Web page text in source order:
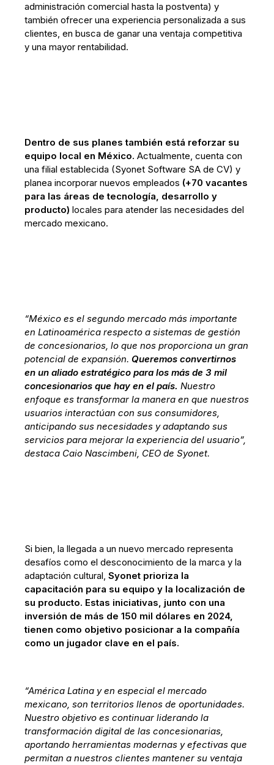
administración comercial hasta la postventa) y
también ofrecer una experiencia personalizada a sus
clientes, en busca de ganar una ventaja competitiva
y una mayor rentabilidad.
Dentro de sus planes también está reforzar su
equipo local en México.Actualmente, cuenta con
una filial establecida (Syonet Software SA de CV) y
planea incorporar nuevos empleados (+70 vacantes
para las áreas de tecnología, desarrollo y
producto) locales para atender las necesidades del
mercado mexicano.
“México es el segundo mercado más importante
en Latinoamérica respecto a sistemas de gestión
de concesionarios, lo que nos proporciona un gran
potencial de expansión.Queremos convertirnos
en un aliado estratégico para los más de 3 mil
concesionarios que hay en el país.Nuestro
enfoque es transformar la manera en que nuestros
usuarios interactúan con sus consumidores,
anticipando sus necesidades y adaptando sus
servicios para mejorar la experiencia del usuario”,
destaca Caio Nascimbeni, CEO de Syonet.
Si bien, la llegada a un nuevo mercado representa
desafíos como el desconocimiento de la marca y la
adaptación cultural,Syonet prioriza la
capacitación para su equipo y la localización de
su producto. Estas iniciativas, junto con una
inversión de más de 150 mil dólares en 2024,
tienen como objetivo posicionar a la compañía
como un jugador clave en el país.
“América Latina y en especial el mercado
mexicano, son territorios llenos de oportunidades.
Nuestro objetivo es continuar liderando la
transformación digital de las concesionarias,
aportando herramientas modernas y efectivas que
permitan a nuestros clientes mantener su ventaja